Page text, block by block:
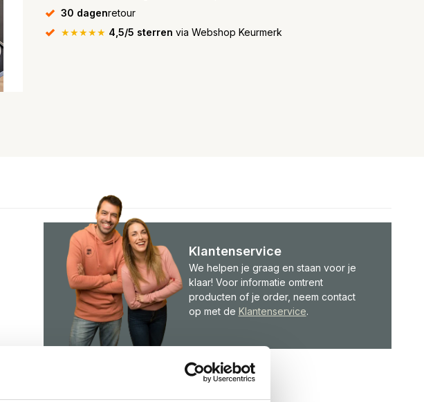
30 dagenretour
★★★★★ 4,5/5 sterren via Webshop Keurmerk
Klantenservice
We helpen je graag en staan voor je
klaar! Voor informatie omtrent
producten of je order, neem contact
op met de Klantenservice.